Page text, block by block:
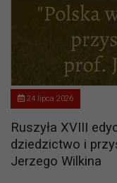
24 lipca 2026
Ruszyła XVIII
dziedzictwo i
Jerzego Wilkina